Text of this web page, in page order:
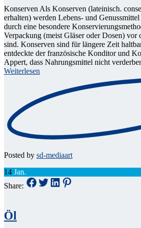
Konserven Als Konserven (lateinisch.
erhalten) werden Lebens- und
durch eine besondere
Verpackung (meist Gläser oder Dosen) vor
sind. Konserven sind für längere Zeit
entdeckte der französische Konditor und
Appert, dass Nahrungsmittel nicht
Weiterlesen
Posted by sd-mediaart
14 Jan.
Share:
Öl